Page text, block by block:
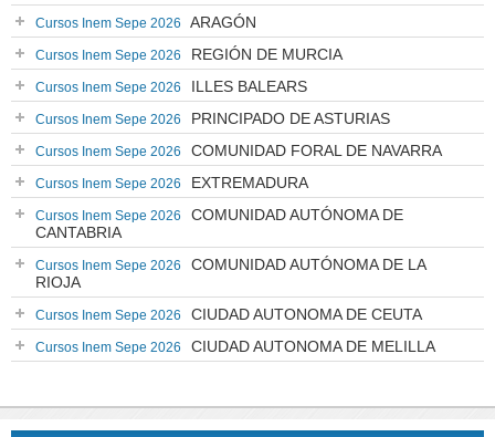
Cursos Inem Sepe 2026 ARAGÓN
Cursos Inem Sepe 2026 REGIÓN DE MURCIA
Cursos Inem Sepe 2026 ILLES BALEARS
Cursos Inem Sepe 2026 PRINCIPADO DE ASTURIAS
Cursos Inem Sepe 2026 COMUNIDAD FORAL DE NAVARRA
Cursos Inem Sepe 2026 EXTREMADURA
Cursos Inem Sepe 2026
COMUNIDAD AUTÓNOMA DE
CANTABRIA
Cursos Inem Sepe 2026
COMUNIDAD AUTÓNOMA DE LA
RIOJA
Cursos Inem Sepe 2026 CIUDAD AUTONOMA DE CEUTA
Cursos Inem Sepe 2026 CIUDAD AUTONOMA DE MELILLA